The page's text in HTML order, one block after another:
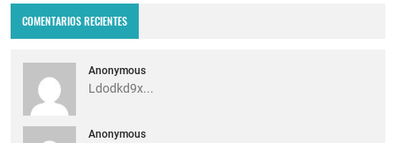
COMENTARIOS RECIENTES
Anonymous
Ldodkd9x...
Anonymous